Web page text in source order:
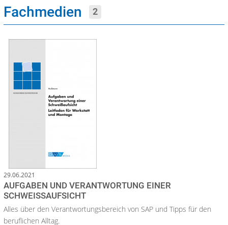
Fachmedien 2
29.06.2021
AUFGABEN UND VERANTWORTUNG EINER
SCHWEISSAUFSICHT
Alles über den Verantwortungsbereich von SAP und Tipps für den
beruflichen Alltag.